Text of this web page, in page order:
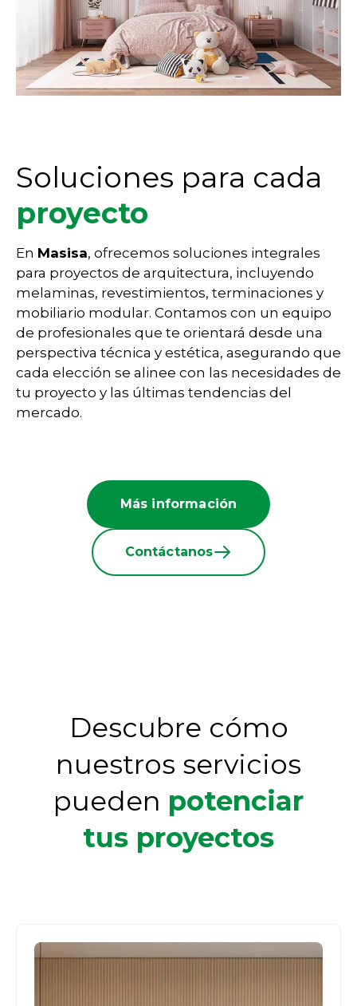
Soluciones para cada
proyecto
En Masisa, ofrecemos soluciones integrales
para proyectos de arquitectura, incluyendo
melaminas, revestimientos, terminaciones y
mobiliario modular. Contamos con un equipo
de profesionales que te orientará desde una
perspectiva técnica y estética, asegurando que
cada elección se alinee con las necesidades de
tu proyecto y las últimas tendencias del
mercado.
Más información
Contáctanos
Descubre cómo
nuestros servicios
pueden potenciar
tus proyectos